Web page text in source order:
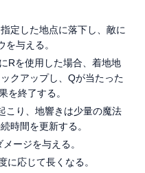
定した地点に落下し、敵に
与える。
Rを使用した場合、着地地
クアップし、Qが当たった
を終了する。
こり、地響きは少量の魔法
時間を更新する。
ージを与える。
に応じて長くなる。